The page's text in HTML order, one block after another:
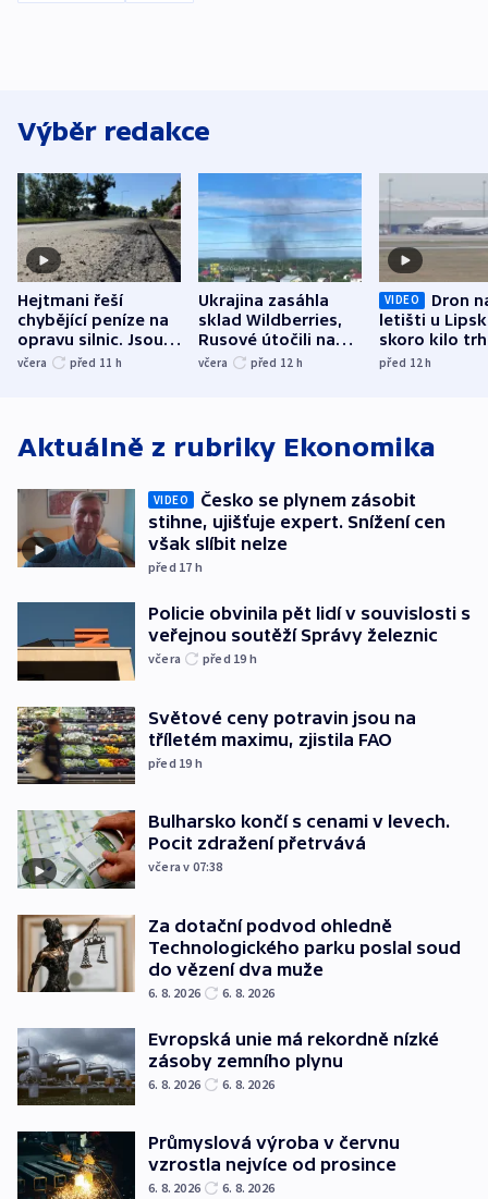
Výběr redakce
Hejtmani řeší
chybějící peníze na
opravu silnic. Jsou
nenárokové, namítá
včera před 11 h
Ukrajina zasáhla
sklad Wildberries,
Rusové útočili na
trh, hasiče či
včera před 12 h
VIDEO
Dron
letišti u
skoro kilo
indicie
před 12h
Aktuálně z rubriky Ekonomika
VIDEO
Česko se plynem zásobit
stihne, ujišťuje expert. Snížení cen
však slíbit nelze
před 17 h
Policie obvinila pět lidí v souvislosti s
veřejnou soutěží Správy železnic
včera před 19 h
Světové ceny potravin jsou na
tříletém maximu, zjistila FAO
před 19 h
Bulharsko končí s cenami v levech.
Pocit zdražení přetrvává
včera v 07:38
Za dotační podvod ohledně
Technologického parku poslal soud
do vězení dva muže
6. 8. 2026 6. 8. 2026
Evropská unie má rekordně nízké
zásoby zemního plynu
6. 8. 2026 6. 8. 2026
Průmyslová výroba v červnu
vzrostla nejvíce od prosince
6. 8. 2026 6. 8. 2026